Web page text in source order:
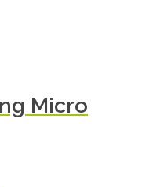
Micro